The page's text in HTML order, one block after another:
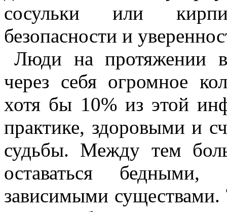
сосульки или
безопасности и
Люди на протяжении
через себя огромное
хотя бы 10% из этой
практике, здоровыми и
судьбы. Между тем
оставаться
зависимыми существами.